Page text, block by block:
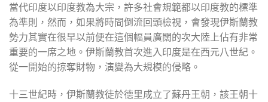
當代印度以印度教為大宗，許多社會規範都以印度教的標準
為準則，然而，如果將時間倒流回頭檢視，會發現伊斯蘭教
勢力其實在很早以前便在這個幅員廣闊的次大陸上佔有非常
重要的一席之地。伊斯蘭教首次進入印度是在西元八世紀。
從一開始的掠奪財物，演變為大規模的侵略。
十三世紀時，伊斯蘭教徒於德里成立了蘇丹王朝，該王朝十